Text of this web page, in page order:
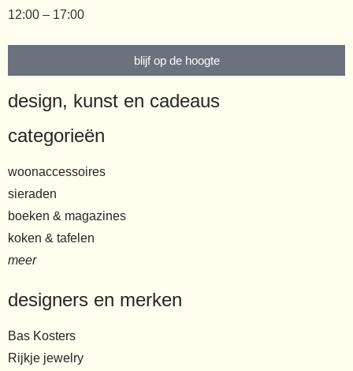
12:00 – 17:00
blijf op de hoogte
design, kunst en cadeaus
categorieën
woonaccessoires
sieraden
boeken & magazines
koken & tafelen
meer
designers en merken
Bas Kosters
Rijkje jewelry